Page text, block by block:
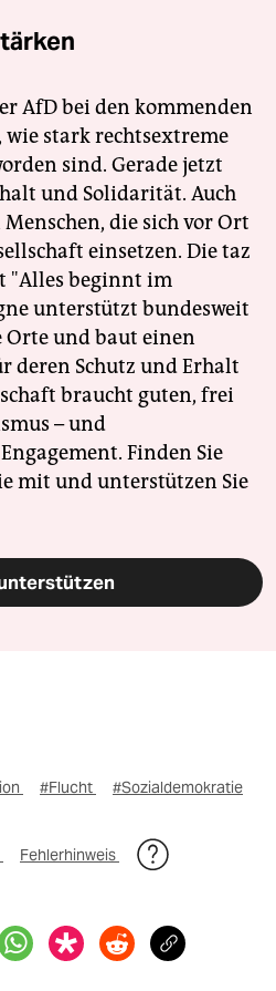
AfD bei den kommenden
stark rechtsextreme
sind. Gerade jetzt
und Solidarität. Auch
die sich vor Ort
einsetzen. Die taz
"Alles beginnt im
unterstützt bundesweit
und baut einen
deren Schutz und Erhalt
braucht guten, frei
– und
Finden Sie
mit und unterstützen Sie
#Flucht #Sozialdemokratie
Fehlerhinweis